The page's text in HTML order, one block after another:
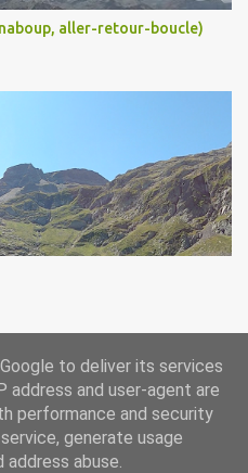
aller-retour-boucle)
Blogger
to deliver its services
address and user-agent are
performance and security
generate usage
abuse.